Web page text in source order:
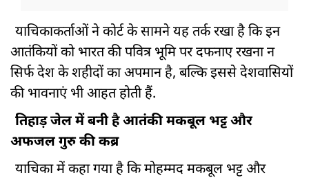
याचिकाकर्ताओं ने कोर्ट के सामने यह तर्क रखा है कि इन
आतंकियों को भारत की पवित्र भूमि पर दफनाए रखना न
सिर्फ देश के शहीदों का अपमान है, बल्कि इससे देशवासियों
की भावनाएं भी आहत होती हैं.
तिहाड़ जेल में बनी है आतंकी मकबूल भट्ट और
अफजल गुरु की कब्र
याचिका में कहा गया है कि मोहम्मद मकबूल भट्ट और